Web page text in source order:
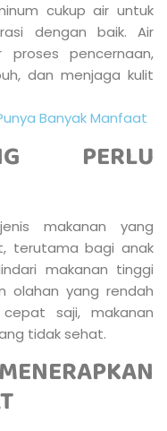
cukup air untuk
dengan baik. Air
proses pencernaan,
dan menjaga kulit
Banyak Manfaat
PERLU
makanan yang
terutama bagi anak
makanan tinggi
olahan yang rendah
saji, makanan
tidak sehat.